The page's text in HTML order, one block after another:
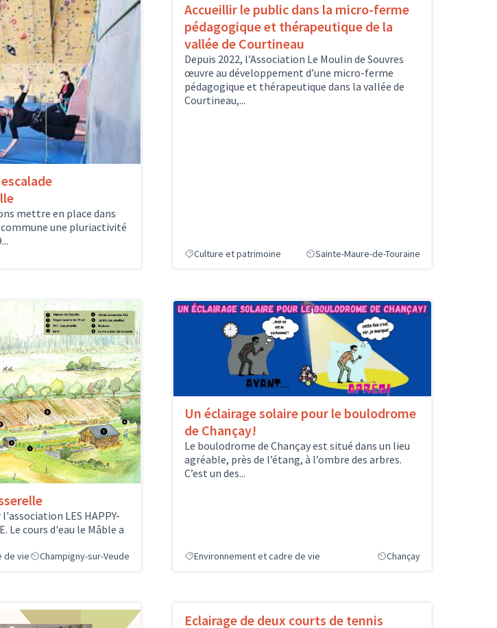
mettre en place dans
une pluriactivité
Accueillir le public dans la micro-ferme
pédagogique et thérapeutique de la
vallée de Courtineau
Depuis 2022, l’Association Le Moulin de Souvres
œuvre au développement d’une micro-ferme
pédagogique et thérapeutique dans la vallée de
Courtineau,...
Culture et patrimoine Sainte-Maure-de-Touraine
LES HAPPY-
Le cours d'eau le Mâble a
de vie Champigny-sur-Veude
Un éclairage solaire pour le boulodrome
de Chançay!
Le boulodrome de Chançay est situé dans un lieu
agréable, près de l’étang, à l’ombre des arbres.
C’est un des...
Environnement et cadre de vie Chançay
Eclairage de deux courts de tennis